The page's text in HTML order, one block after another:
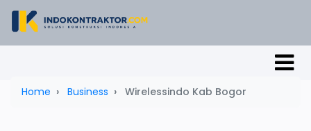
Home Business Wirelessindo Kab Bogor